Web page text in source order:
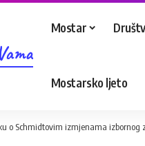
Mostar
Mostarsko ljeto
o Schmidtovim izmjenama izbornog